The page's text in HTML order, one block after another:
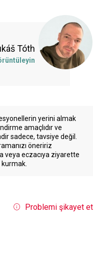
Tóth
yerini almak
amaçlıdır ve
sadece, tavsiye değil.
öneririz
veya eczacıya ziyarette
Problemi şikayet et